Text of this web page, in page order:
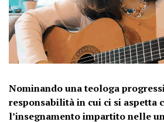
Nominando una teologa
responsabilità in cui ci si aspetta
l’insegnamento impartito nelle